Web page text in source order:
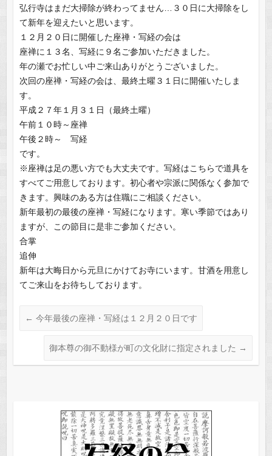
弘行寺はまだ大掃除が終わってません…３０日に大掃除をし
て新年を迎えたいと思います。
１２月２０日に開催した座禅・写経の会は
座禅に１３名、写経に９名ご参加いただきました。
年の瀬でお忙しい中ご来山ありがとうございました。
次回の座禅・写経の会は、最終土曜３１日に開催いたしま
す。
平成２７年１月３１日（最終土曜）
午前１０時～座禅
午後２時～ 写経
です。
※座禅は足の悪い方でも大丈夫です。写経はこちらで道具を
すべてご用意しております。初心者や宗派に関係なく参加で
きます。興味のある方は住職にご相談ください。
新年最初の最後の座禅・写経になります。寒い季節ではあり
ますが、この節目に是非ご参加ください。
合掌
追伸
新年は大晦日から元旦にかけてお寺にいます。甘酒を用意し
てご来山をお待ちしております。
← 今年最後の座禅・写経は１２月２０日です
御本尊の御不動様が町の文化財に指定されました →